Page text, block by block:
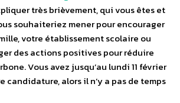
très brièvement, qui vous êtes et
souhaiteriez mener pour encourager
votre établissement scolaire ou
des actions positives pour réduire
Vous avez jusqu’au lundi 11 février
candidature, alors il n’y a pas de temps